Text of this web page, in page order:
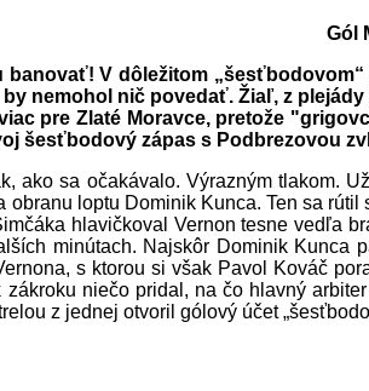
Gól
banovať! V dôležitom
nemohol nič povedať. Žiaľ, z
pre Zlaté Moravce, pretože
šesťbodový zápas s Podbrezovou
ako sa očakávalo. Výrazným tlakom.
obranu loptu Dominik Kunca. Ten sa
hlavičkoval Vernon tesne vedľa
minútach. Najskôr Dominik Kunca
s ktorou si však Pavol Kováč
niečo pridal, na čo hlavný
z jednej otvoril gólový účet